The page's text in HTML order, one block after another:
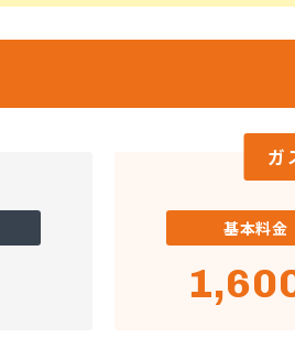
ガ
基本料金